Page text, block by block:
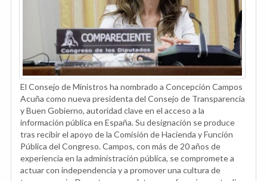
El Consejo de Ministros ha nombrado a Concepción Campos
Acuña como nueva presidenta del Consejo de Transparencia
y Buen Gobierno, autoridad clave en el acceso a la
información pública en España. Su designación se produce
tras recibir el apoyo de la Comisión de Hacienda y Función
Pública del Congreso. Campos, con más de 20 años de
experiencia en la administración pública, se compromete a
actuar con independencia y a promover una cultura de